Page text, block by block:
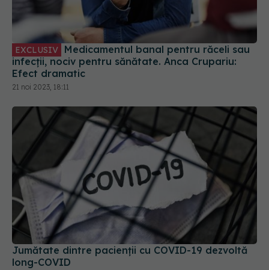
EXCLUSIV
infecții, nociv pentru sănătate. Anca Crupariu:
Efect dramatic
21 noi 2023, 18:11
Jumătate dintre pacienții cu COVID-19 dezvoltă
long-COVID